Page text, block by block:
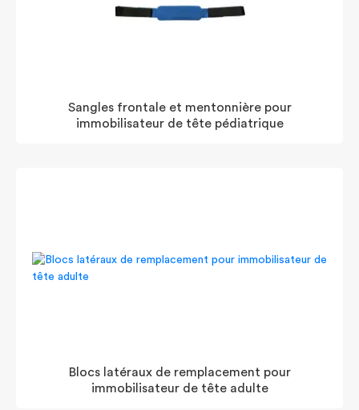
Sangles frontale et mentonnière pour
immobilisateur de tête pédiatrique
Blocs latéraux de remplacement pour
immobilisateur de tête adulte